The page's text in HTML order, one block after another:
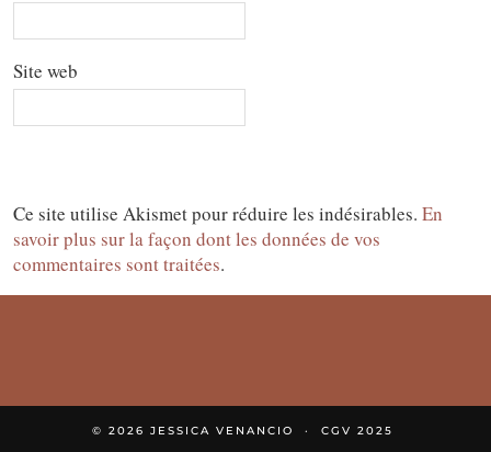
Site web
Ce site utilise Akismet pour réduire les indésirables. En
savoir plus sur la façon dont les données de vos
commentaires sont traitées.
© 2026 JESSICA VENANCIO CGV 2025